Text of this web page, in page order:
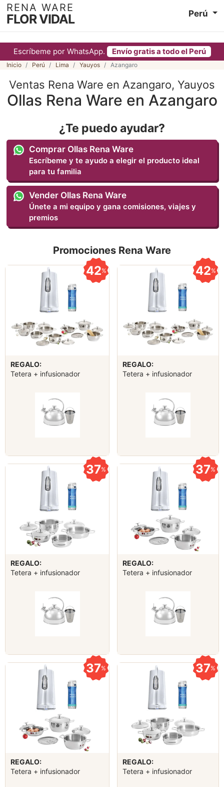
Escríbeme por WhatsApp. Envío gratis a todo el Perú
RENA WARE
FLOR VIDAL Perú
Inicio Perú Lima Yauyos Azangaro
Ventas Rena Ware en Azangaro, Yauyos
Ollas Rena Ware en Azangaro
¿Te puedo ayudar?
Comprar Ollas Rena Ware
Escríbeme y te ayudo a elegir el producto ideal
para tu familia
Vender Ollas Rena Ware
Únete a mi equipo y gana comisiones, viajes y
premios
Promociones Rena Ware
42%
REGALO:
Tetera + infusionador
42%
REGALO:
Tetera + infusionador
37%
REGALO:
Tetera + infusionador
37%
REGALO:
Tetera + infusionador
37%
REGALO:
Tetera + infusionador
37%
REGALO:
Tetera + infusionador